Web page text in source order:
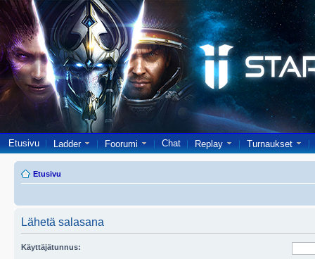
Etusivu Ladder Foorumi Chat Replay Turnaukset
Etusivu
Lähetä salasana
Käyttäjätunnus: